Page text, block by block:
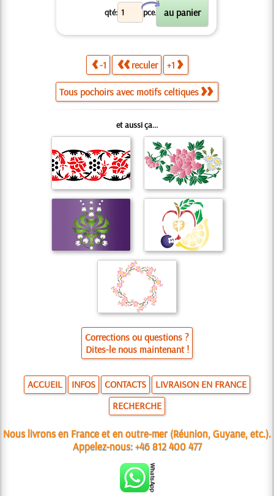
qté: pce.
X
-1 reculer +1
Tous pochoirs avec motifs celtiques
et aussi ça...
Corrections ou questions ?
Dites-le nous maintenant !
ACCUEIL INFOS CONTACTS
LIVRAISON EN FRANCE
RECHERCHE
Nous livrons en France et en outre-mer (Réunion, Guyane, etc.).
Appelez-nous:+46 812 400 477